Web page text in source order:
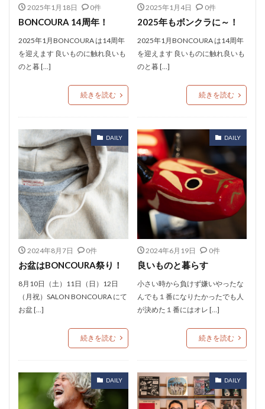
2025年1月18日 0件
BONCOURA 14周年！
2025年1月BONCOURA は14周年
を迎えます 良いものに触れ良いも
のと暮 […]
続きを読む
2025年1月4日 0件
2025年もボンクラに～！
2025年1月BONCOURA は14周年
を迎えます 良いものに触れ良いも
のと暮 […]
続きを読む
DAILY
2024年8月7日 0件
お盆はBONCOURA祭り！
8月10日（土）11日（日）12日
（月祝）SALON BONCOURA にて
お盆 […]
続きを読む
DAILY
2024年6月19日 0件
良いものと暮らす
小さい時から負けず嫌いやったな
んでも１番になりたかったでも人
が決めた１番にはオレ […]
続きを読む
DAILY DAILY